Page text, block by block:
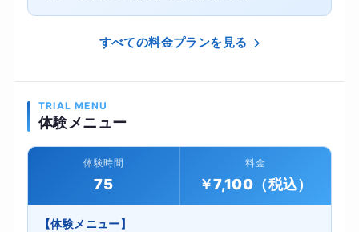
すべての料金プランを見る
TRIAL MENU
体験メニュー
体験時間
75
料金
￥7,100（税込）
【体験メニュー】